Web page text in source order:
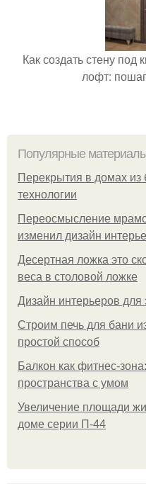
Как создать стену под
лофт:
Популярные
Перекрытия в домах
технологии
Переосмысление
изменил дизайн
Десертная ложка это
веса в столовой ложке
Дизайн интерьеров для
Строим печь для бани
простой способ
Балкон как фитнес-
пространства с умом
Увеличение площади
доме серии П-44